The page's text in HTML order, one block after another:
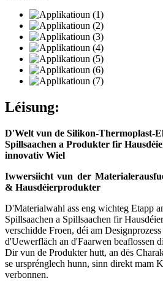
Léisung:
D'Welt vun de Silikon-Thermoplast-
Spillsaachen a Produkter fir
innovativ Wiel
Iwwersiicht vun der
& Hausdéierprodukter
D'Materialwahl ass eng wichteg Etapp
Spillsaachen a Spillsaachen fir
verschidde Froen, déi am
d'Uewerfläch an d'Faarwen beaflossen
Dir vun de Produkter hutt, an dës
se ursprénglech hunn, sinn direkt mam
verbonnen.